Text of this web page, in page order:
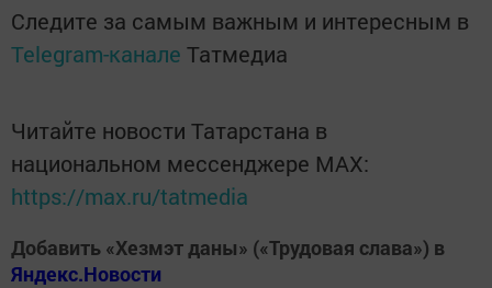
Следите за самым важным и интересным в
Telegram-канале Татмедиа
Читайте новости Татарстана в
национальном мессенджере MАХ:
https://max.ru/tatmedia
Добавить «Хезмэт даны» («Трудовая слава») в
Яндекс.Новости